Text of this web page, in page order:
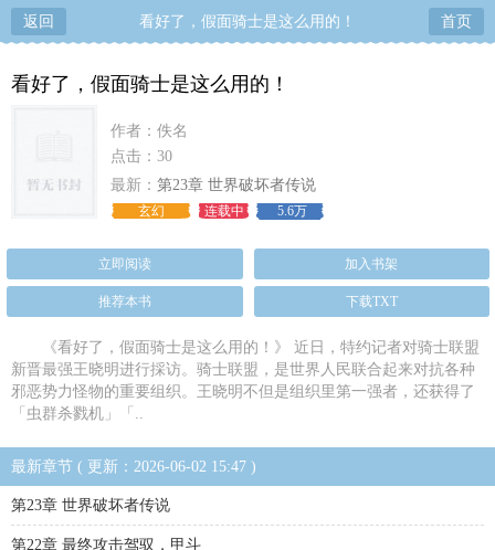
返回 看好了，假面骑士是这么用的！ 首页
看好了，假面骑士是这么用的！
作者：佚名
点击：30
最新： 第23章 世界破坏者传说
玄幻 连载中 5.6万
立即阅读 加入书架
推荐本书 下载TXT
《看好了，假面骑士是这么用的！》 近日，特约记者对骑士联盟
新晋最强王晓明进行採访。骑士联盟，是世界人民联合起来对抗各种
邪恶势力怪物的重要组织。王晓明不但是组织里第一强者，还获得了
「虫群杀戮机」「..
最新章节 ( 更新：2026-06-02 15:47 )
第23章 世界破坏者传说
第22章 最终攻击驾驭，甲斗